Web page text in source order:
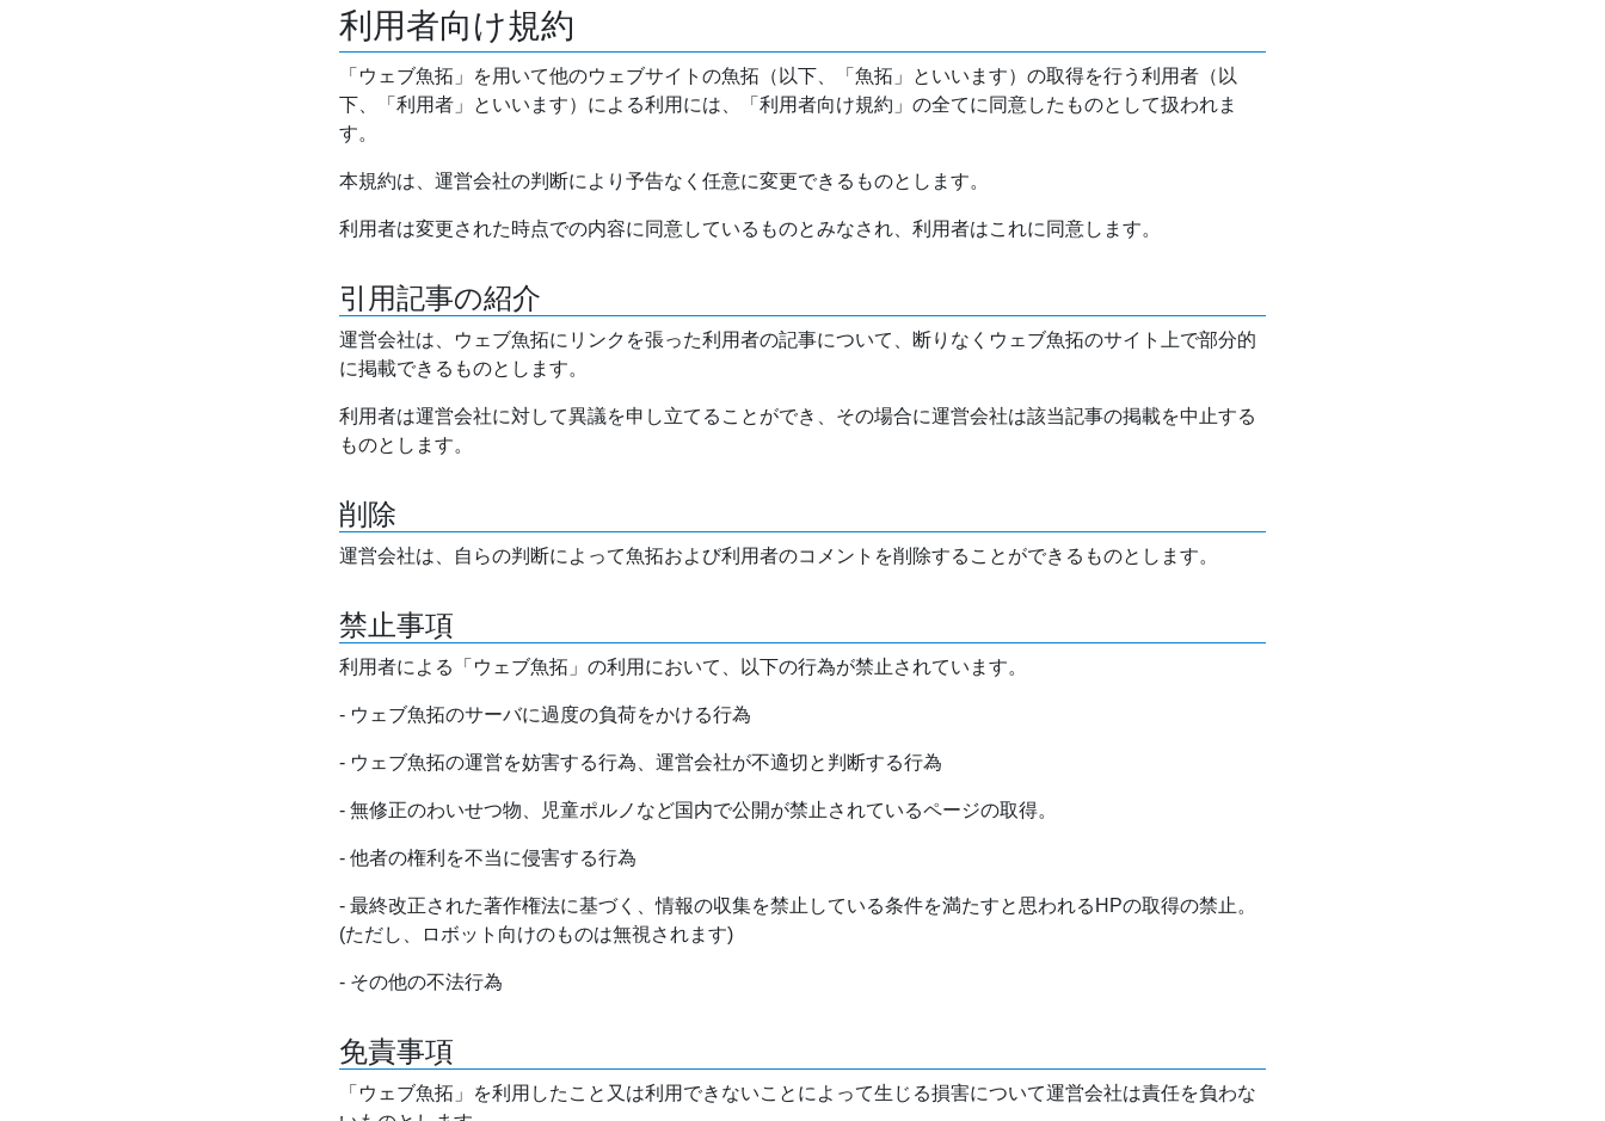
利用者向け規約
「ウェブ魚拓」を用いて他のウェブサイトの魚拓（以下、「魚拓」といいます）の取得を行う利用者（以
下、「利用者」といいます）による利用には、「利用者向け規約」の全てに同意したものとして扱われま
す。
本規約は、運営会社の判断により予告なく任意に変更できるものとします。
利用者は変更された時点での内容に同意しているものとみなされ、利用者はこれに同意します。
引用記事の紹介
運営会社は、ウェブ魚拓にリンクを張った利用者の記事について、断りなくウェブ魚拓のサイト上で部分的
に掲載できるものとします。
利用者は運営会社に対して異議を申し立てることができ、その場合に運営会社は該当記事の掲載を中止する
ものとします。
削除
運営会社は、自らの判断によって魚拓および利用者のコメントを削除することができるものとします。
禁止事項
利用者による「ウェブ魚拓」の利用において、以下の行為が禁止されています。
- ウェブ魚拓のサーバに過度の負荷をかける行為
- ウェブ魚拓の運営を妨害する行為、運営会社が不適切と判断する行為
- 無修正のわいせつ物、児童ポルノなど国内で公開が禁止されているページの取得。
- 他者の権利を不当に侵害する行為
- 最終改正された著作権法に基づく、情報の収集を禁止している条件を満たすと思われるHPの取得の禁止。
(ただし、ロボット向けのものは無視されます)
- その他の不法行為
免責事項
「ウェブ魚拓」を利用したこと又は利用できないことによって生じる損害について運営会社は責任を負わな